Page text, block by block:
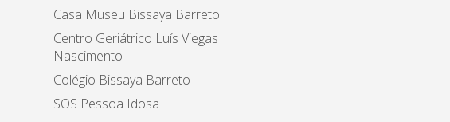
Casa Museu Bissaya Barreto
Centro Geriátrico Luís Viegas
Nascimento
Colégio Bissaya Barreto
SOS Pessoa Idosa